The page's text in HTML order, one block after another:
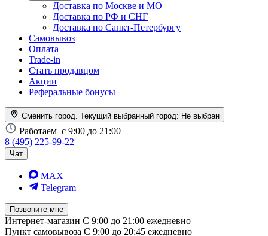
Доставка по Москве и МО
Доставка по РФ и СНГ
Доставка по Санкт-Петербургу
Самовывоз
Оплата
Trade-in
Стать продавцом
Акции
Реферальные бонусы
Сменить город. Текущий выбранный город: Не выбран
Работаем с 9:00 до 21:00
8 (495) 225-99-22
Чат
MAX
Telegram
Позвоните мне
Интернет-магазин С 9:00 до 21:00 ежедневно
Пункт самовывоза С 9:00 до 20:45 ежедневно